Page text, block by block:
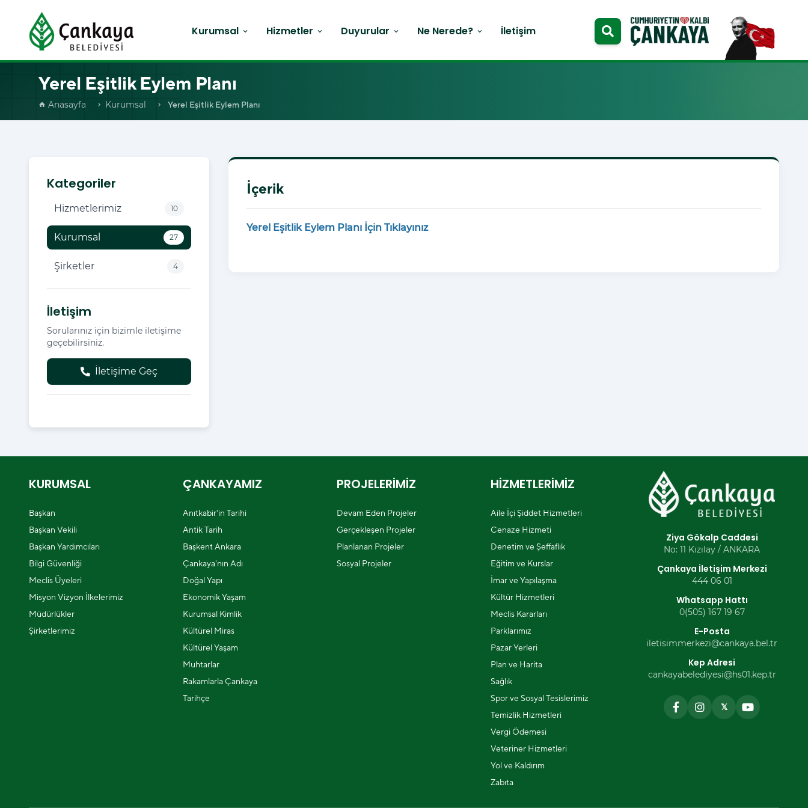
Kurumsal expand_more Hizmetler expand_more Duyurular expand_more Ne Nerede? expand_more İletişim
Yerel Eşitlik Eylem Planı
home Anasayfa chevron_right Kurumsal chevron_right Yerel Eşitlik Eylem Planı
Kategoriler
Hizmetlerimiz 10
Kurumsal 27
Şirketler 4
İletişim
Sorularınız için bizimle iletişime
geçebilirsiniz.
İletişime Geç
İçerik
Yerel Eşitlik Eylem Planı İçin Tıklayınız
KURUMSAL
Başkan
Başkan Vekili
Başkan Yardımcıları
Bilgi Güvenliği
Meclis Üyeleri
Misyon Vizyon İlkelerimiz
Müdürlükler
Şirketlerimiz
ÇANKAYAMIZ
Anıtkabir'in Tarihi
Antik Tarih
Başkent Ankara
Çankaya'nın Adı
Doğal Yapı
Ekonomik Yaşam
Kurumsal Kimlik
Kültürel Miras
Kültürel Yaşam
Muhtarlar
Rakamlarla Çankaya
Tarihçe
PROJELERİMİZ
Devam Eden Projeler
Gerçekleşen Projeler
Planlanan Projeler
Sosyal Projeler
HİZMETLERİMİZ
Aile İçi Şiddet Hizmetleri
Cenaze Hizmeti
Denetim ve Şeffaflık
Eğitim ve Kurslar
İmar ve Yapılaşma
Kültür Hizmetleri
Meclis Kararları
Parklarımız
Pazar Yerleri
Plan ve Harita
Sağlık
Spor ve Sosyal Tesislerimiz
Temizlik Hizmetleri
Vergi Ödemesi
Veteriner Hizmetleri
Yol ve Kaldırım
Zabıta
Ziya Gökalp Caddesi
No: 11 Kızılay / ANKARA
Çankaya İletişim Merkezi
444 06 01
Whatsapp Hattı
0(505) 167 19 67
E-Posta
iletisimmerkezi@cankaya.bel.tr
Kep Adresi
cankayabelediyesi@hs01.kep.tr
𝕏